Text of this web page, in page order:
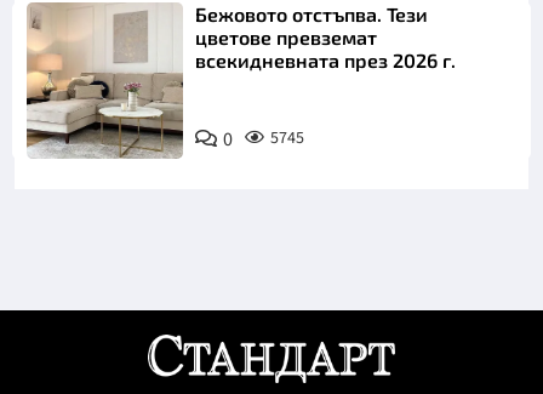
Бежовото отстъпва. Тези
цветове превземат
всекидневната през 2026 г.
0 5745